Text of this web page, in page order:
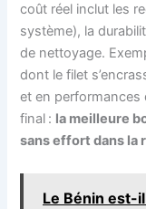
coût réel inclut les
système), la
de nettoyage.
dont le filet
et en performances
final : la meilleure
sans effort dans la
Le Bénin est-